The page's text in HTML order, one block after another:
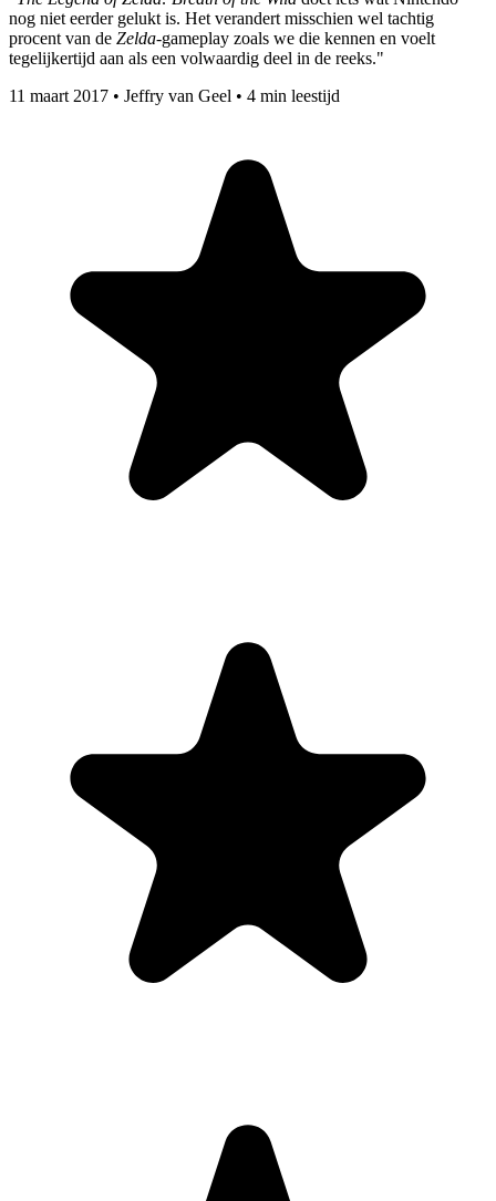
nog niet eerder gelukt is. Het verandert misschien wel tachtig
procent van de Zelda-gameplay zoals we die kennen en voelt
tegelijkertijd aan als een volwaardig deel in de reeks."
11 maart 2017 • Jeffry van Geel • 4 min leestijd